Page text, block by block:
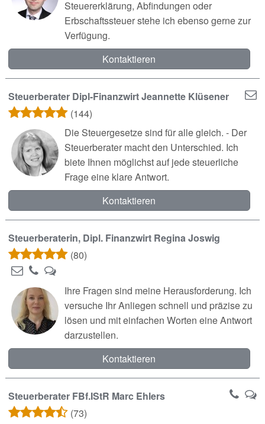
Steuererklärung, Abfindungen oder
Erbschaftssteuer stehe ich ebenso gerne zur
Verfügung.
Kontaktieren
Steuerberater Dipl-Finanzwirt Jeannette Klüsener
(144)
Die Steuergesetze sind für alle gleich. - Der
Steuerberater macht den Unterschied. Ich
biete Ihnen möglichst auf jede steuerliche
Frage eine klare Antwort.
Kontaktieren
Steuerberaterin, Dipl. Finanzwirt Regina Joswig
(80)
Ihre Fragen sind meine Herausforderung. Ich
versuche Ihr Anliegen schnell und präzise zu
lösen und mit einfachen Worten eine Antwort
darzustellen.
Kontaktieren
Steuerberater FBf.IStR Marc Ehlers
(73)